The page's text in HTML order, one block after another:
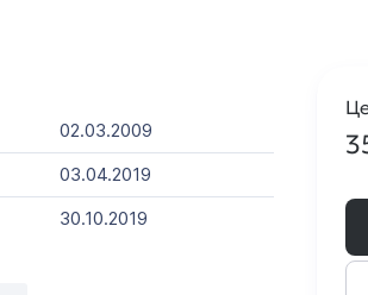
02.03.2009
03.04.2019
30.10.2019